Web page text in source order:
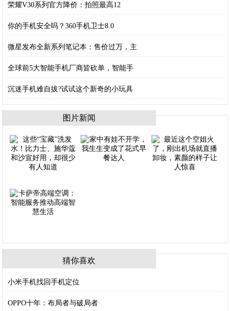
荣耀V30系列官方降价：拍照最高12
你的手机安全吗？360手机卫士8.0
微星发布全新系列笔记本：售价过万，主
全球前5大智能手机厂商皆砍单，智能手
沉迷手机难自拔?试试这个新奇的小玩具
图片新闻
猜你喜欢
小米手机找回手机定位
OPPO十年：布局者与破局者